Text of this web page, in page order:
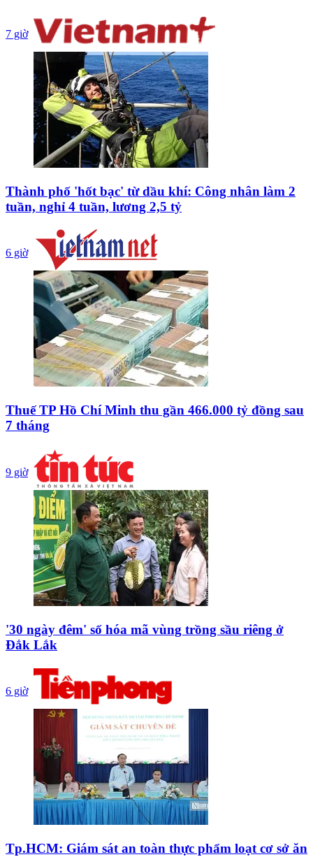
7 giờ
Thành phố 'hốt bạc' từ dầu khí: Công nhân làm 2
tuần, nghỉ 4 tuần, lương 2,5 tỷ
6 giờ
Thuế TP Hồ Chí Minh thu gần 466.000 tỷ đồng sau
7 tháng
9 giờ
'30 ngày đêm' số hóa mã vùng trồng sầu riêng ở
Đắk Lắk
6 giờ
Tp.HCM: Giám sát an toàn thực phẩm loạt cơ sở ăn